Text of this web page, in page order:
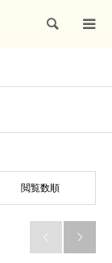
検索
閲覧数順
 